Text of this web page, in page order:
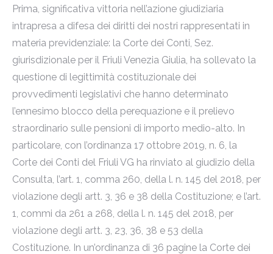
Prima, significativa vittoria nell’azione giudiziaria
intrapresa a difesa dei diritti dei nostri rappresentati in
materia previdenziale: la Corte dei Conti, Sez.
giurisdizionale per il Friuli Venezia Giulia, ha sollevato la
questione di legittimità costituzionale dei
provvedimenti legislativi che hanno determinato
l’ennesimo blocco della perequazione e il prelievo
straordinario sulle pensioni di importo medio-alto. In
particolare, con l’ordinanza 17 ottobre 2019, n. 6, la
Corte dei Conti del Friuli VG ha rinviato al giudizio della
Consulta, l’art. 1, comma 260, della l. n. 145 del 2018, per
violazione degli artt. 3, 36 e 38 della Costituzione; e l’art.
1, commi da 261 a 268, della l. n. 145 del 2018, per
violazione degli artt. 3, 23, 36, 38 e 53 della
Costituzione. In un’ordinanza di 36 pagine la Corte dei